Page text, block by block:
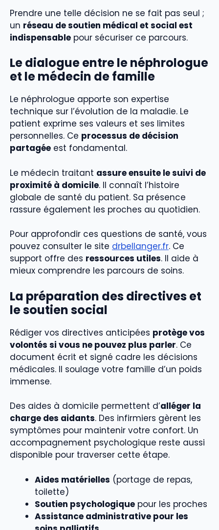
Prendre une telle décision ne se fait pas seul ;
un réseau de soutien médical et social est
indispensable pour sécuriser ce parcours.
Le dialogue entre le néphrologue
et le médecin de famille
Le néphrologue apporte son expertise
technique sur l’évolution de la maladie. Le
patient exprime ses valeurs et ses limites
personnelles. Ce processus de décision
partagée est fondamental.
Le médecin traitant assure ensuite le suivi de
proximité à domicile. Il connaît l’histoire
globale de santé du patient. Sa présence
rassure également les proches au quotidien.
Pour approfondir ces questions de santé, vous
pouvez consulter le site drbellanger.fr. Ce
support offre des ressources utiles. Il aide à
mieux comprendre les parcours de soins.
La préparation des directives et
le soutien social
Rédiger vos directives anticipées protège vos
volontés si vous ne pouvez plus parler. Ce
document écrit et signé cadre les décisions
médicales. Il soulage votre famille d’un poids
immense.
Des aides à domicile permettent d’alléger la
charge des aidants. Des infirmiers gèrent les
symptômes pour maintenir votre confort. Un
accompagnement psychologique reste aussi
disponible pour traverser cette étape.
Aides matérielles (portage de repas,
toilette)
Soutien psychologique pour les proches
Assistance administrative pour les